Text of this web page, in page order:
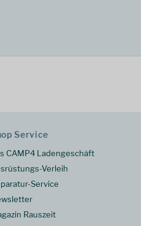
Service
CAMP4 Ladengeschäft
Verleih
Service
Rauszeit